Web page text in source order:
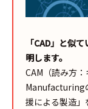
「CAD」と似
明します。
CAM（読み方
Manufacturing
援による製造」